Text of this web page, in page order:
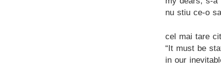
nu stiu ce-o
cel mai tare
“It must be
in our